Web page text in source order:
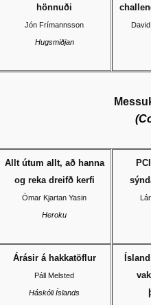
hönnuði
Jón Frímannsson
Hugsmiðjan
Allt útum allt, að hanna
og reka dreifð kerfi
Ómar Kjartan Yasin
Heroku
Árásir á hakkatöflur
Páll Melsted
Háskóli Íslands